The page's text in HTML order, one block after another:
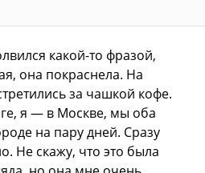
какой-то фразой,
она покраснела. На
за чашкой кофе.
я — в Москве, мы оба
на пару дней. Сразу
Не скажу, что это была